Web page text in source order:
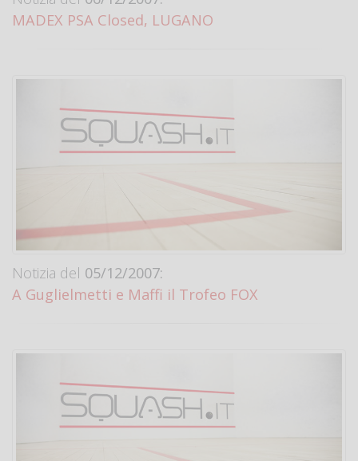
MADEX PSA Closed, LUGANO
Notizia del 05/12/2007:
A Guglielmetti e Maffi il Trofeo FOX